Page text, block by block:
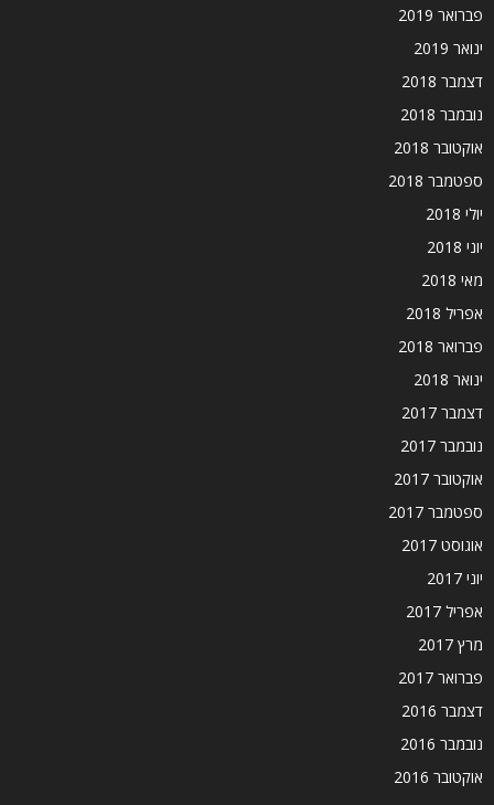
פברואר 2019
ינואר 2019
דצמבר 2018
נובמבר 2018
אוקטובר 2018
ספטמבר 2018
יולי 2018
יוני 2018
מאי 2018
אפריל 2018
פברואר 2018
ינואר 2018
דצמבר 2017
נובמבר 2017
אוקטובר 2017
ספטמבר 2017
אוגוסט 2017
יוני 2017
אפריל 2017
מרץ 2017
פברואר 2017
דצמבר 2016
נובמבר 2016
אוקטובר 2016